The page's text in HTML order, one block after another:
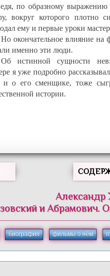
по образному
вокруг которого
ему и первые уроки
Но окончательное влияние на
именно эти люди.
Об истинной сущности
я уже подробно
и о его сменщике, тоже
истории.
и Абрамович.
биография фильмы о нём